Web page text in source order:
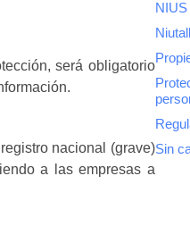
será obligatorio
nacional (grave)
a las empresas a
NIUS
Sin